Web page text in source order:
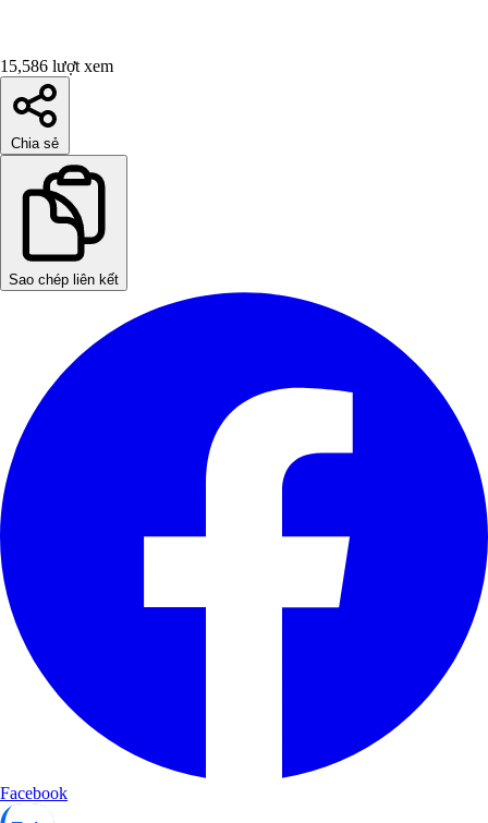
15,586 lượt xem
Chia sẻ
Sao chép liên kết
Facebook